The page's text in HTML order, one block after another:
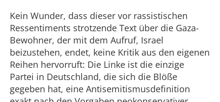
Kein Wunder, dass dieser vor rassistischen
Ressentiments strotzende Text über die Gaza-
Bewohner, der mit dem Aufruf, Israel
beizustehen, endet, keine Kritik aus den eigenen
Reihen hervorruft: Die Linke ist die einzige
Partei in Deutschland, die sich die Blöße
gegeben hat, eine Antisemitismusdefinition